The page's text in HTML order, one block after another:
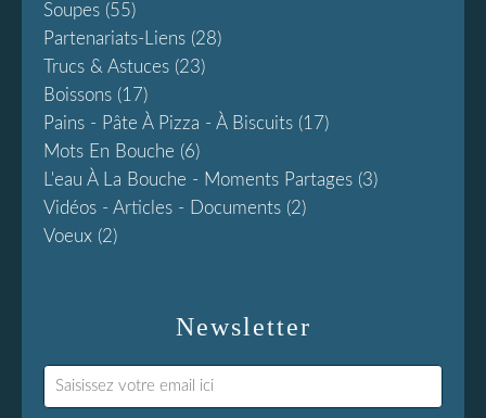
Newsletter
Soupes (55)
Partenariats-Liens (28)
Trucs & Astuces (23)
Boissons (17)
Pains - Pâte À Pizza - À Biscuits (17)
Mots En Bouche (6)
L'eau À La Bouche - Moments Partages (3)
Vidéos - Articles - Documents (2)
Voeux (2)